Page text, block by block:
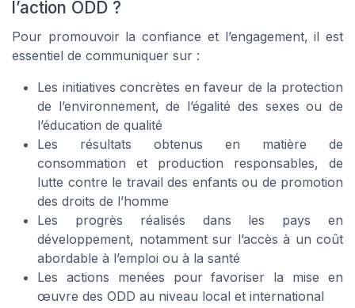
l’action ODD ?
Pour promouvoir la confiance et l’engagement, il est
essentiel de communiquer sur :
Les initiatives concrètes en faveur de la protection
de l’environnement, de l’égalité des sexes ou de
l’éducation de qualité
Les résultats obtenus en matière de
consommation et production responsables, de
lutte contre le travail des enfants ou de promotion
des droits de l’homme
Les progrès réalisés dans les pays en
développement, notamment sur l’accès à un coût
abordable à l’emploi ou à la santé
Les actions menées pour favoriser la mise en
œuvre des ODD au niveau local et international